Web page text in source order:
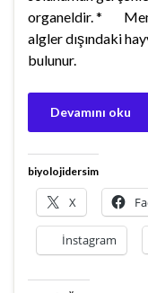
organeldir. *
algler dışındaki
bulunur.
Devamını oku
biyolojidersim
X
İnstagram